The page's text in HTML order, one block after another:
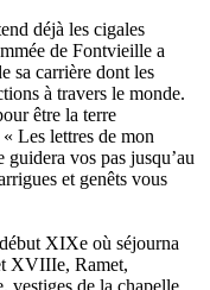
déjà les cigales
de Fontvieille a
sa carrière dont les
à travers le monde.
être la terre
Les lettres de mon
vos pas jusqu’au
et genêts vous
XIXe où séjourna
XVIIIe, Ramet,
vestiges de la chapelle